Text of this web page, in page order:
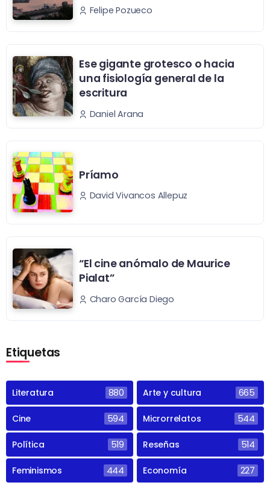
Felipe Pozueco
Ese gigante grotesco o hacia
una fisiología general de la
escritura
Daniel Arana
Príamo
David Vivancos Allepuz
“El cine anómalo de Maurice
Pialat”
Charo García Diego
Etiquetas
Literatura 880 Arte y cultura 665
Cine 594 Microrrelatos 544
Política 519 Reseñas 514
Feminismos 444 Economía 227